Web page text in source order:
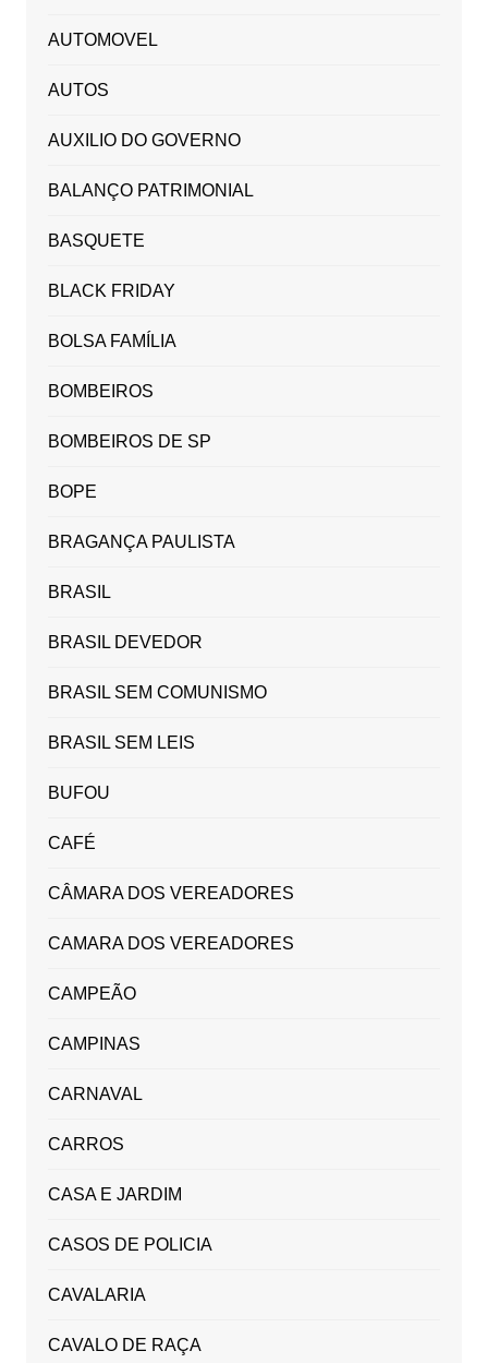
AUTOMOVEL
AUTOS
AUXILIO DO GOVERNO
BALANÇO PATRIMONIAL
BASQUETE
BLACK FRIDAY
BOLSA FAMÍLIA
BOMBEIROS
BOMBEIROS DE SP
BOPE
BRAGANÇA PAULISTA
BRASIL
BRASIL DEVEDOR
BRASIL SEM COMUNISMO
BRASIL SEM LEIS
BUFOU
CAFÉ
CÂMARA DOS VEREADORES
CAMARA DOS VEREADORES
CAMPEÃO
CAMPINAS
CARNAVAL
CARROS
CASA E JARDIM
CASOS DE POLICIA
CAVALARIA
CAVALO DE RAÇA